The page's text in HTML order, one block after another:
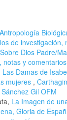
de investigación,
Sobre Dios Padre/
notas y
Las Damas de
mujeres ,
Gil OFM
La Imagen de
Gloria de